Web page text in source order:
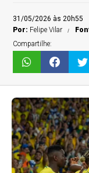
31/05/2026 às 20h55
Por: Felipe Vilar
Compartilhe: